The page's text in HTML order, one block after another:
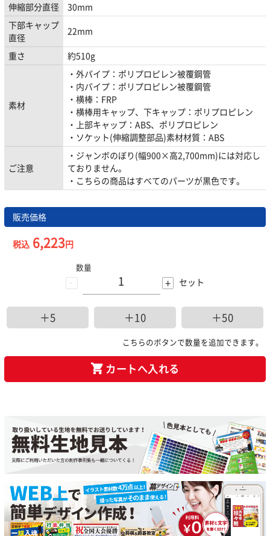
伸縮部分直径
30mm
下部キャップ
直径
22mm
重さ 約510g
素材
・外パイプ：ポリプロピレン被覆鋼管
・内パイプ：ポリプロピレン被覆鋼管
・横棒：FRP
・横棒用キャップ、下キャップ：ポリプロピレン
・上部キャップ：ABS、ポリプロピレン
・ソケット(伸縮調整部品)素材材質：ABS
ご注意
・ジャンボのぼり(幅900×高2,700mm)には対応し
ておりません。
・こちらの商品はすべてのパーツが黒色です。
販売価格
税込6,223円
-
数量
+ セット
＋5 ＋10 ＋50
こちらのボタンで数量を追加できます。
カートへ入れる